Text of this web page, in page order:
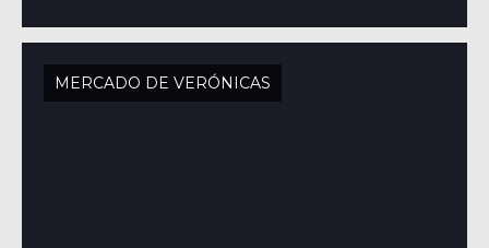
MERCADO DE VERÓNICAS